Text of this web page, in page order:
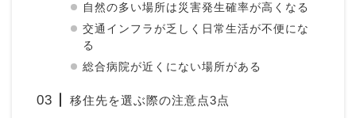
自然の多い場所は災害発生確率が高くなる
交通インフラが乏しく日常生活が不便にな
る
総合病院が近くにない場所がある
移住先を選ぶ際の注意点3点